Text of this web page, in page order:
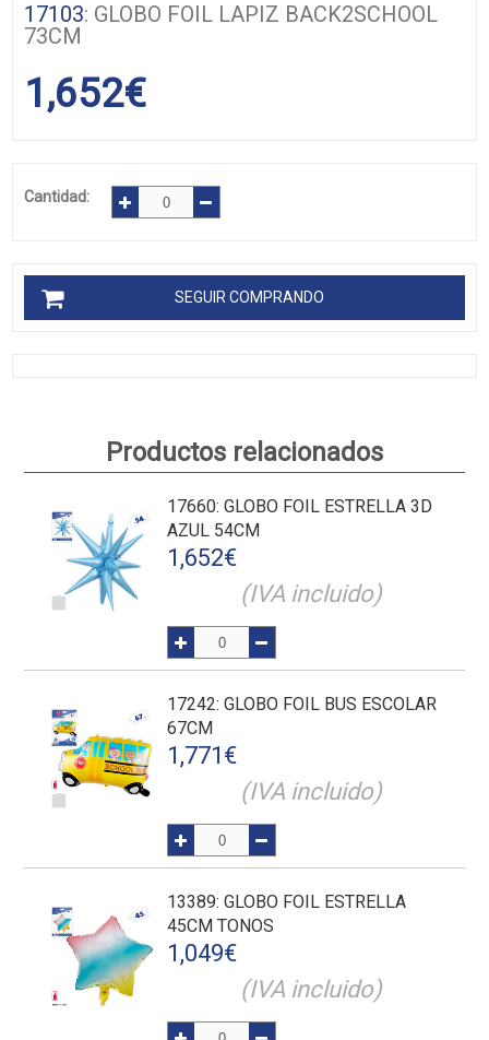
17103: GLOBO FOIL LAPIZ BACK2SCHOOL
73CM
1,652€
Cantidad:
SEGUIR COMPRANDO
Productos relacionados
17660: GLOBO FOIL ESTRELLA 3D
AZUL 54CM
1,652€
(IVA incluido)
17242: GLOBO FOIL BUS ESCOLAR
67CM
1,771 €
(IVA incluido)
13389: GLOBO FOIL ESTRELLA
45CM TONOS
1,049€
(IVA incluido)